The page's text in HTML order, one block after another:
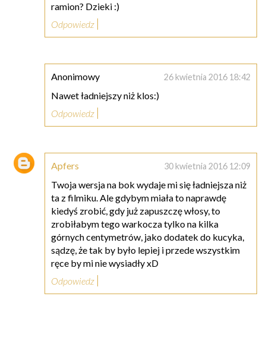
ramion? Dzieki :)
Odpowiedz
Anonimowy 26 kwietnia 2016 18:42
Nawet ładniejszy niż klos:)
Odpowiedz
Apfers 30 kwietnia 2016 12:09
Twoja wersja na bok wydaje mi się ładniejsza niż
ta z filmiku. Ale gdybym miała to naprawdę
kiedyś zrobić, gdy już zapuszczę włosy, to
zrobiłabym tego warkocza tylko na kilka
górnych centymetrów, jako dodatek do kucyka,
sądzę, że tak by było lepiej i przede wszystkim
ręce by mi nie wysiadły xD
Odpowiedz